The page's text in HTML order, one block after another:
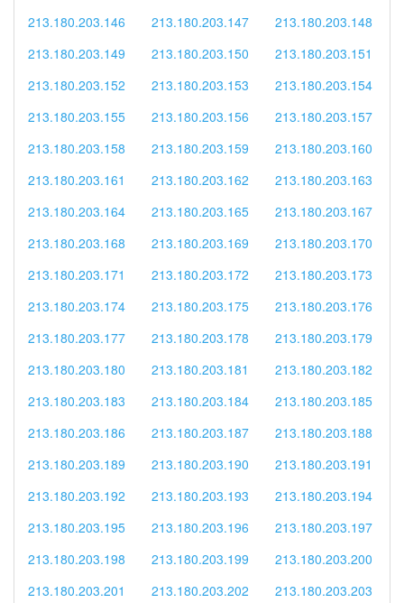
213.180.203.146
213.180.203.147
213.180.203.148
213.180.203.149
213.180.203.150
213.180.203.151
213.180.203.152
213.180.203.153
213.180.203.154
213.180.203.155
213.180.203.156
213.180.203.157
213.180.203.158
213.180.203.159
213.180.203.160
213.180.203.161
213.180.203.162
213.180.203.163
213.180.203.164
213.180.203.165
213.180.203.167
213.180.203.168
213.180.203.169
213.180.203.170
213.180.203.171
213.180.203.172
213.180.203.173
213.180.203.174
213.180.203.175
213.180.203.176
213.180.203.177
213.180.203.178
213.180.203.179
213.180.203.180
213.180.203.181
213.180.203.182
213.180.203.183
213.180.203.184
213.180.203.185
213.180.203.186
213.180.203.187
213.180.203.188
213.180.203.189
213.180.203.190
213.180.203.191
213.180.203.192
213.180.203.193
213.180.203.194
213.180.203.195
213.180.203.196
213.180.203.197
213.180.203.198
213.180.203.199
213.180.203.200
213.180.203.201
213.180.203.202
213.180.203.203